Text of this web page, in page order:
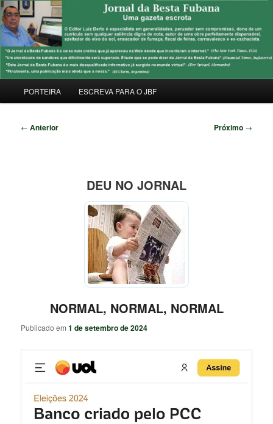
Pular
para
o
conteúdo
principalJORNAL DA BESTA FUBANA
Uma Gazeta Escrota
principal
PORTEIRA ESCREVA PARA O JBF
Navegação
← Anterior Próximo →
DEU NO JORNAL
NORMAL, NORMAL, NORMAL
Publicado em1 de setembro de 2024